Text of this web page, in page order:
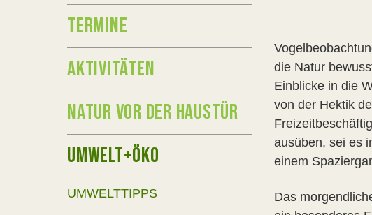
die Natur
Einblicke in die
von der Hektik
ausüben, sei es
einem
Das
TERMINE
AKTIVITÄTEN
NATUR VOR DER HAUSTÜR
UMWELT+ÖKO
UMWELTTIPPS